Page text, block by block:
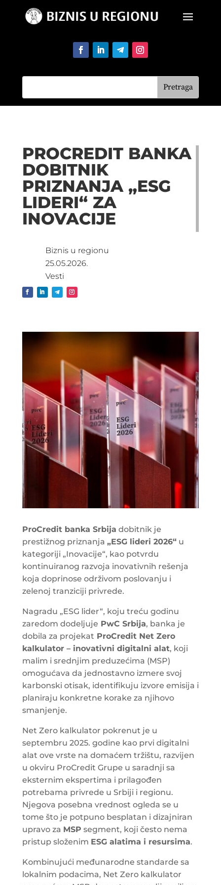
PROCREDIT BANKA
DOBITNIK
PRIZNANJA „ESG
LIDERI“ ZA
INOVACIJE
Biznis u regionu
25.05.2026.
Vesti
ProCredit banka Srbija dobitnik je
prestižnog priznanja „ESG lideri 2026“u
kategoriji „Inovacije“, kao potvrdu
kontinuiranog razvoja inovativnih rešenja
koja doprinose održivom poslovanju i
zelenoj tranziciji privrede.
Nagradu „ESG lider“, koju treću godinu
zaredom dodeljuje PwC Srbija, banka je
dobila za projekat ProCredit Net Zero
kalkulator – inovativni digitalni alat, koji
malim i srednjim preduzećima (MSP)
omogućava da jednostavno izmere svoj
karbonski otisak, identifikuju izvore emisija i
planiraju konkretne korake za njihovo
smanjenje.
Net Zero kalkulator pokrenut je u
septembru 2025. godine kao prvi digitalni
alat ove vrste na domaćem tržištu, razvijen
u okviru ProCredit Grupe u saradnji sa
eksternim ekspertima i prilagođen
potrebama privrede u Srbiji i regionu.
Njegova posebna vrednost ogleda se u
tome što je potpuno besplatan i dizajniran
upravo za MSP segment, koji često nema
pristup složenim ESG alatima i resursima.
Kombinujući međunarodne standarde sa
lokalnim podacima, Net Zero kalkulator